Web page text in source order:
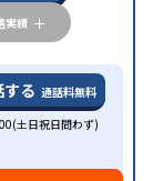
実績
する 通話料無料
土日祝日問わず)